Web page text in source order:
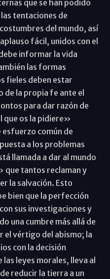
que se han podido
tentaciones de
del mundo, así
fácil, unidos con el
informar la vida
las formas
fieles deben estar
la propia fe ante el
para dar razón de
que os la pidiere»
esfuerzo común de
a los problemas
llamada a dar al mundo
que tantos reclaman y
la salvación. Esto
bien que la perfección
sus investigaciones y
una cumbre más allá de
el vértigo del abismo; la
con la decisión
leyes morales, lleva al
reducir la tierra a un